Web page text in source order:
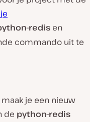
redis en
commando uit te
je een nieuw
de python-redis